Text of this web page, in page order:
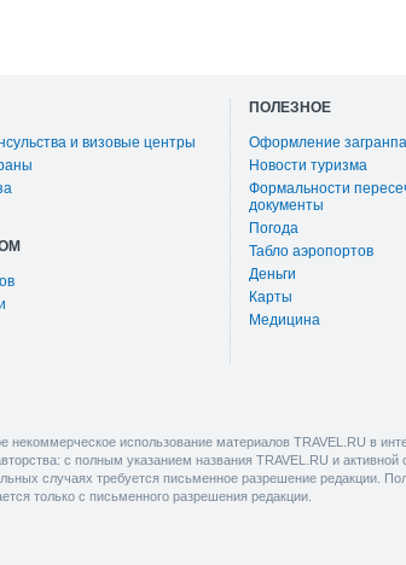
и визовые центры
ПОЛЕЗНОЕ
Оформление
Новости туризма
Формальности
документы
Погода
Табло аэропортов
Деньги
Карты
Медицина
использование материалов TRAVEL.RU в
с полным указанием названия TRAVEL.RU и активной
случаях требуется письменное разрешение редакции.
только с письменного разрешения редакции.